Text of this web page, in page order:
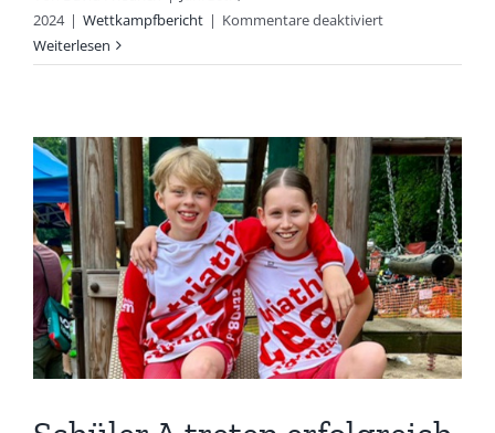
2024 | Wettkampfbericht | Kommentare deaktiviertfür
Herren
weiter
erfolgreich
Weiterlesen